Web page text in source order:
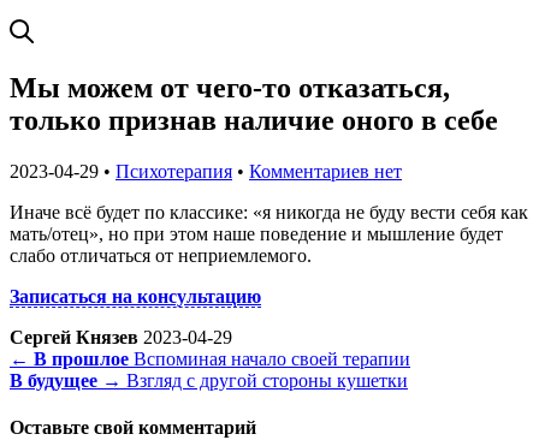
Мы можем от чего-то отказаться,
только признав наличие оного в себе
2023-04-29 • Психотерапия • Комментариев нет
Иначе всё будет по классике: «я никогда не буду вести себя как
мать/отец», но при этом наше поведение и мышление будет
слабо отличаться от неприемлемого.
Записаться на консультацию
Сергей Князев 2023-04-29
← В прошлое Вспоминая начало своей терапии
В будущее → Взгляд с другой стороны кушетки
Оставьте свой комментарий